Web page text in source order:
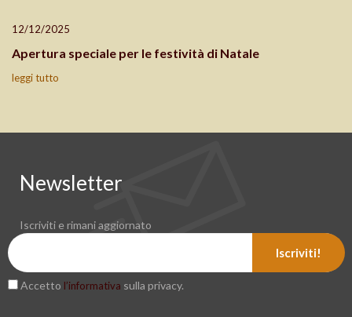
12/12/2025
Apertura speciale per le festività di Natale
leggi tutto
Newsletter
Iscriviti e rimani aggiornato
Iscriviti!
Accetto l’informativa sulla privacy.